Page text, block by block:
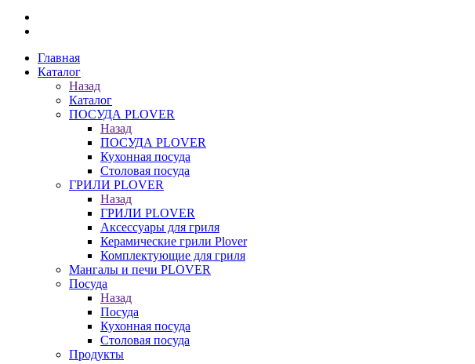
Главная
Каталог
Назад
Каталог
ПОСУДА PLOVER
Назад
ПОСУДА PLOVER
Кухонная посуда
Столовая посуда
ГРИЛИ PLOVER
Назад
ГРИЛИ PLOVER
Аксессуары для гриля
Керамические грили Plover
Комплектующие для гриля
Мангалы и печи PLOVER
Посуда
Назад
Посуда
Кухонная посуда
Столовая посуда
Продукты